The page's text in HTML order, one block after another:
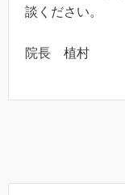
談ください。
院長 植村